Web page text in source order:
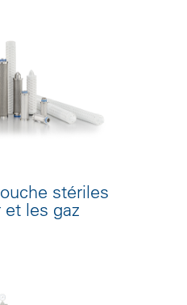
stériles
les gaz